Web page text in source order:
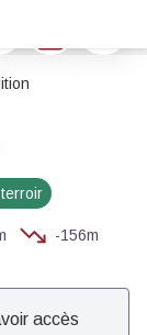
plein écran
-156m
accès